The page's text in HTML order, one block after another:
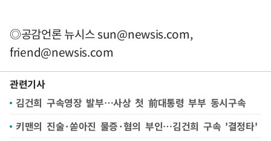
◎공감언론 뉴시스sun@newsis.com,
friend@newsis.com
관련기사
김건희 구속영장 발부…사상 첫 前대통령 부부 동시구속
키맨의 진술·쏟아진 물증·혐의 부인…김건희 구속 '결정타'